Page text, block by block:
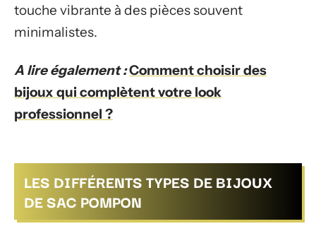
touche vibrante à des pièces souvent
minimalistes.
A lire également :Comment choisir des
bijoux qui complètent votre look
professionnel ?
LES DIFFÉRENTS TYPES DE BIJOUX
DE SAC POMPON